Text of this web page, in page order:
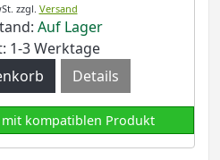
zzgl. Versand
Auf Lager
1-3 Werktage
Details
mit kompatiblen Produkt